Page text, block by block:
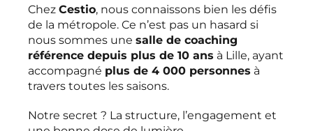
Chez Cestio, nous connaissons bien les défis
de la métropole. Ce n’est pas un hasard si
nous sommes une salle de coaching
référence depuis plus de 10 ans à Lille, ayant
accompagné plus de 4 000 personnes à
travers toutes les saisons.
Notre secret ? La structure, l’engagement et